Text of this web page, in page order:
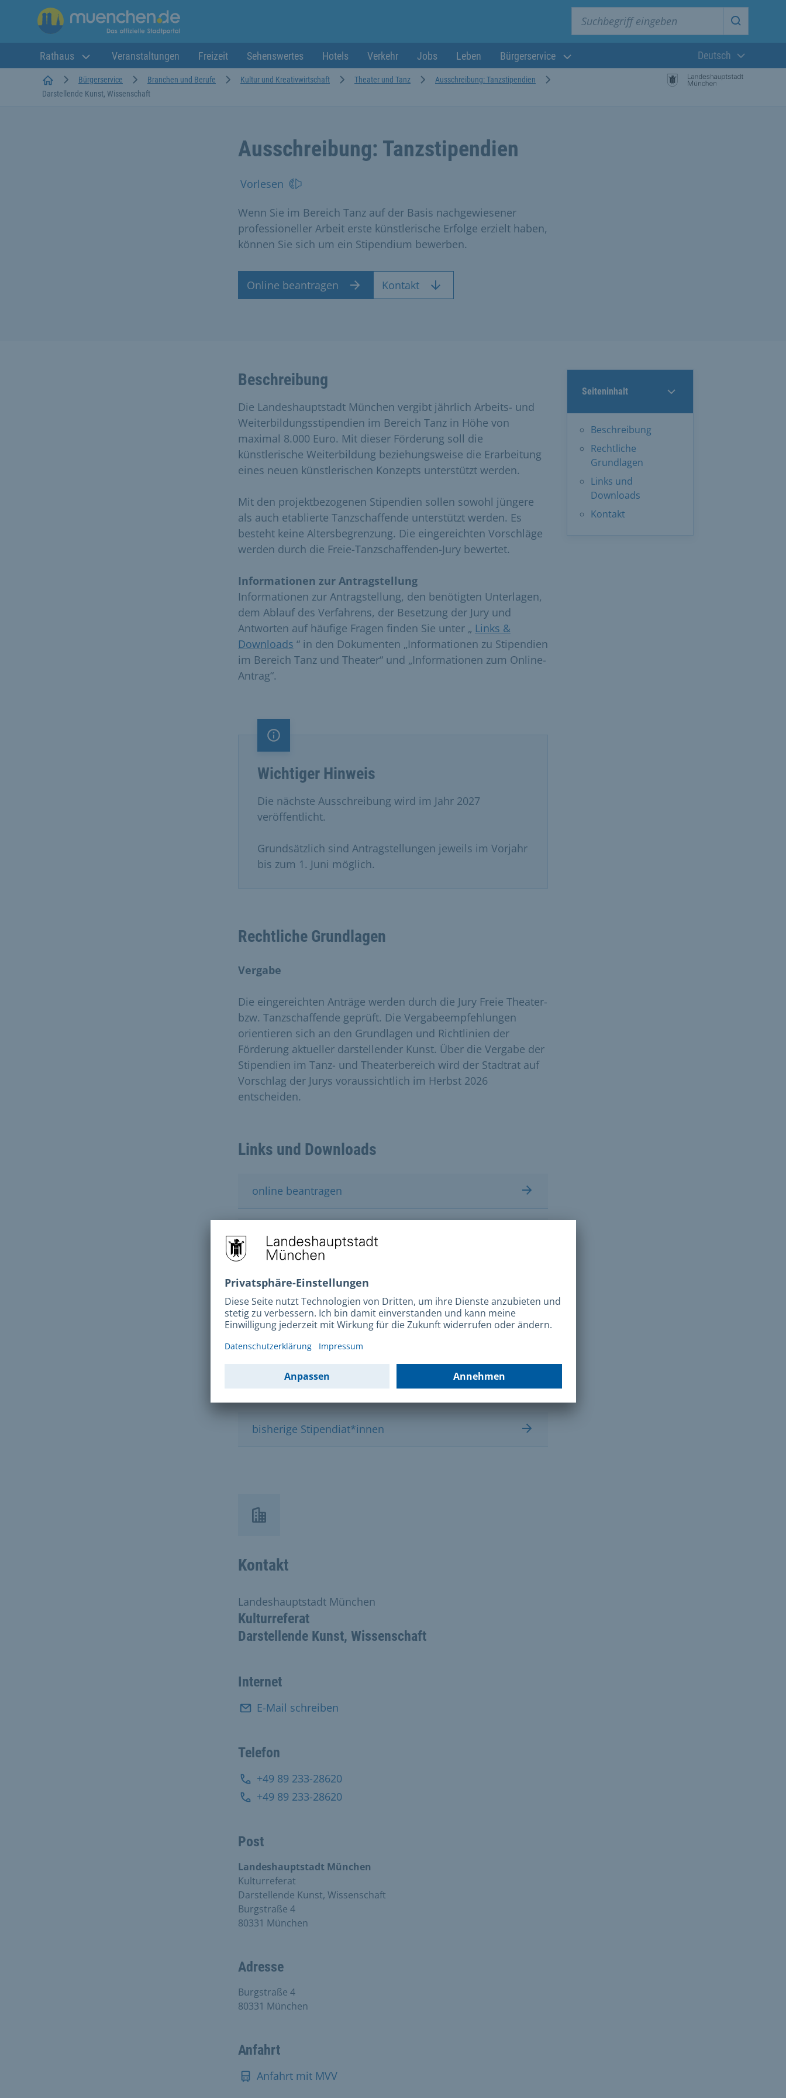
Suche
Rathaus Veranstaltungen Freizeit Sehenswertes Hotels Verkehr Jobs Leben Bürgerservice
Aktuelle
Deutsch
StartseiteBürgerservice Branchen und Berufe Kultur und Kreativwirtschaft Theater und Tanz
Ausschreibung: Tanzstipendien
Darstellende Kunst, Wissenschaft
Ausschreibung: Tanzstipendien
Vorlesen
Wenn Sie im Bereich Tanz auf der Basis nachgewiesener
professioneller Arbeit erste künstlerische Erfolge erzielt haben,
können Sie sich um ein Stipendium bewerben.
Online beantragen Kontakt
Seiteninhalt
Beschreibung
Rechtliche
Grundlagen
Links und
Downloads
Kontakt
Beschreibung
Die Landeshauptstadt München vergibt jährlich Arbeits- und
Weiterbildungsstipendien im Bereich Tanz in Höhe von
maximal 8.000 Euro. Mit dieser Förderung soll die
künstlerische Weiterbildung beziehungsweise die Erarbeitung
eines neuen künstlerischen Konzepts unterstützt werden.
Mit den projektbezogenen Stipendien sollen sowohl jüngere
als auch etablierte Tanzschaffende unterstützt werden. Es
besteht keine Altersbegrenzung. Die eingereichten Vorschläge
werden durch die Freie-Tanzschaffenden-Jury bewertet.
Informationen zur Antragstellung
Informationen zur Antragstellung, den benötigten Unterlagen,
dem Ablauf des Verfahrens, der Besetzung der Jury und
Antworten auf häufige Fragen finden Sie unter „ Links &
Downloads “ in den Dokumenten „Informationen zu Stipendien
im Bereich Tanz und Theater“ und „Informationen zum Online-
Antrag“.
Information
Wichtiger Hinweis
Die nächste Ausschreibung wird im Jahr 2027
veröffentlicht.
Grundsätzlich sind Antragstellungen jeweils im Vorjahr
bis zum 1. Juni möglich.
Rechtliche Grundlagen
Vergabe
Die eingereichten Anträge werden durch die Jury Freie Theater-
bzw. Tanzschaffende geprüft. Die Vergabeempfehlungen
orientieren sich an den Grundlagen und Richtlinien der
Förderung aktueller darstellender Kunst. Über die Vergabe der
Stipendien im Tanz- und Theaterbereich wird der Stadtrat auf
Vorschlag der Jurys voraussichtlich im Herbst 2026
entscheiden.
Links und Downloads
online beantragen
Informationen zu Stipendien im Bereich Tanz und
Theater
Informationen zum Online-Antrag
Regelwerk Darstellende Kunst
Datenschutzhinweise
bisherige Stipendiat*innen
Kontakt
Kulturreferat
Darstellende Kunst, Wissenschaft
Landeshauptstadt München
Internet
E-Mail schreiben
Telefon
+49 89 233-28620
+49 89 233-28620
Post
Landeshauptstadt München
Kulturreferat
Darstellende Kunst, Wissenschaft
Burgstraße 4
80331 München
Adresse
Burgstraße 4
80331 München
Anfahrt
Anfahrt mit MVV